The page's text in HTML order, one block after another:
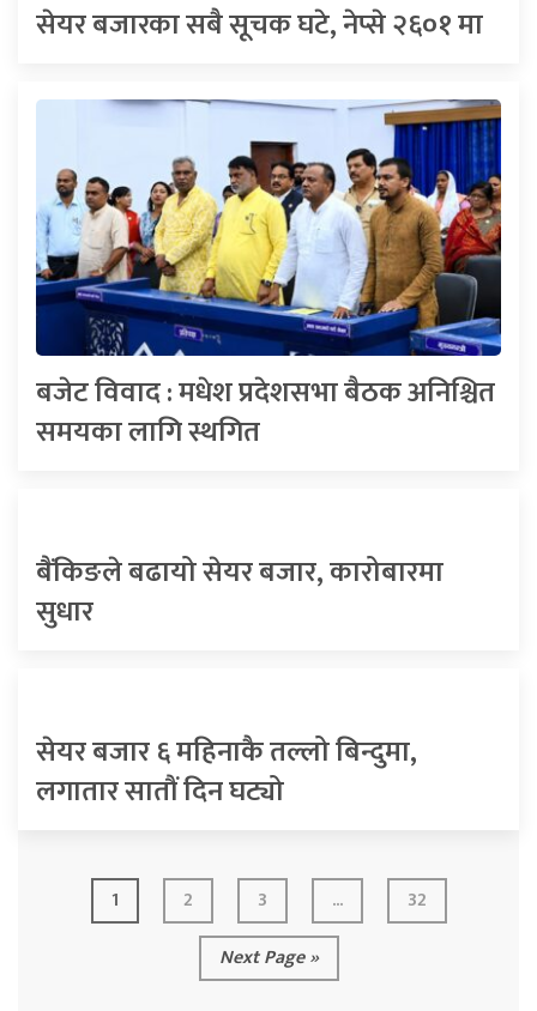
सेयर बजारका सबै सूचक घटे, नेप्से २६०१ मा
बजेट विवाद : मधेश प्रदेशसभा बैठक अनिश्चित
समयका लागि स्थगित
बैंकिङले बढायो सेयर बजार, कारोबारमा
सुधार
सेयर बजार ६ महिनाकै तल्लो बिन्दुमा,
लगातार सातौं दिन घट्यो
1 2 3 ...
32
Next Page »